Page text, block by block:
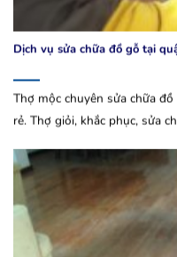
Dịch vụ sửa chữa đồ gỗ tại
Thợ mộc chuyên sửa chữa
rẻ. Thợ giỏi, khắc phục, sửa